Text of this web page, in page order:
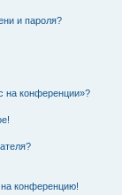
и пароля?
на конференции»?
конференцию!